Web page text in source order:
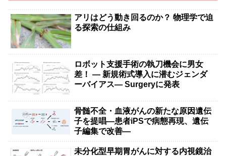
アリはどう動き回るのか？ 物理学で迫
る探索の仕組み
ロボット支援手術の執刀機会に男女
差！ — 新規術式導入に潜むジェンダ
ーバイアス— Surgeryに発表
骨髄不全・血液がんの新たな原因遺伝
子を提唱―患者iPSで病態再現、遺伝
子編集で改善―
未分化型早期胃がんに対する内視鏡治